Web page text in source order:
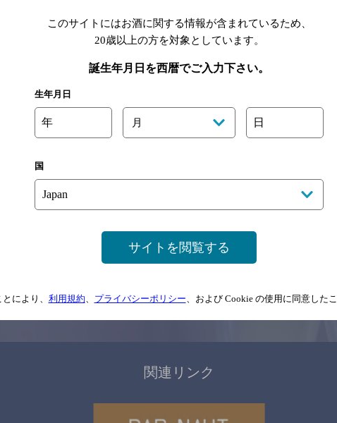
※店舗によりハイボール取り扱い銘
ご意見・ご感想
載情報については、 念のためお店にご確
関連リンク
このサイトにはお酒に関する情報が含まれているため、
20歳以上の方を対象としています。
誕生年月日を西暦でご入力下さい。
生年月日
年 月 日
国
サイトを閲覧する
により、 利用規約、 プライバシーポリシー、および Cookie の使用に同意した